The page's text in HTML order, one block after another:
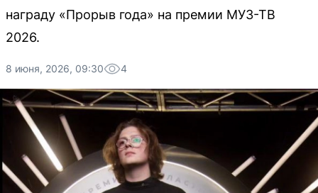
награду «Прорыв года» на премии МУЗ-ТВ
2026.
8 июня, 2026, 09:30 4